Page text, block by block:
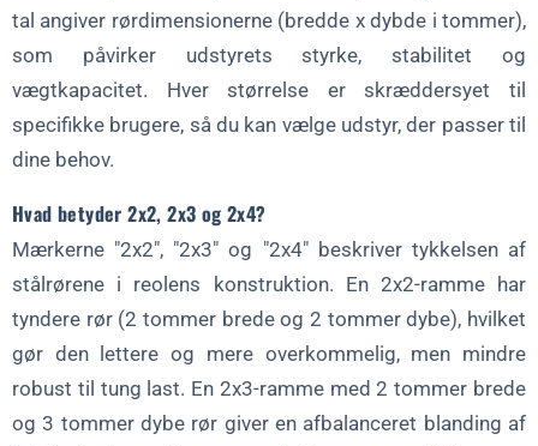
tal angiver rørdimensionerne (bredde x dybde i tommer),
som påvirker udstyrets styrke, stabilitet og
vægtkapacitet. Hver størrelse er skræddersyet til
specifikke brugere, så du kan vælge udstyr, der passer til
dine behov.
Hvad betyder 2x2, 2x3 og 2x4?
Mærkerne "2x2", "2x3" og "2x4" beskriver tykkelsen af
stålrørene i reolens konstruktion. En 2x2-ramme har
tyndere rør (2 tommer brede og 2 tommer dybe), hvilket
gør den lettere og mere overkommelig, men mindre
robust til tung last. En 2x3-ramme med 2 tommer brede
og 3 tommer dybe rør giver en afbalanceret blanding af